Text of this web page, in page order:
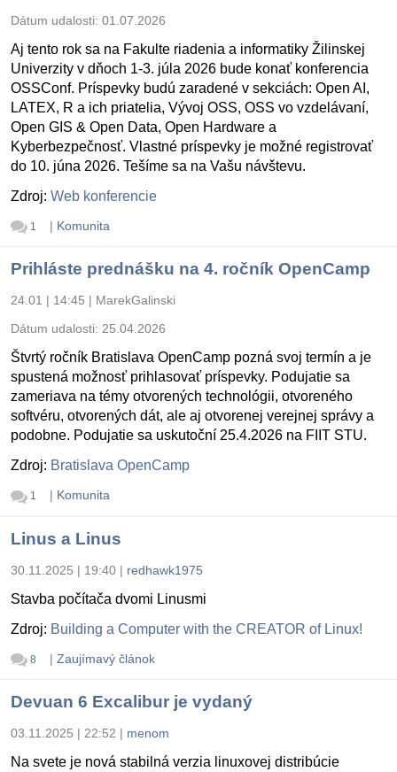
Dátum udalosti: 01.07.2026
Aj tento rok sa na Fakulte riadenia a informatiky Žilinskej
Univerzity v dňoch 1-3. júla 2026 bude konať konferencia
OSSConf. Príspevky budú zaradené v sekciách: Open AI,
LATEX, R a ich priatelia, Vývoj OSS, OSS vo vzdelávaní,
Open GIS & Open Data, Open Hardware a
Kyberbezpečnosť. Vlastné príspevky je možné registrovať
do 10. júna 2026. Tešíme sa na Vašu návštevu.
Zdroj: Web konferencie
1 | Komunita
Prihláste prednášku na 4. ročník OpenCamp
24.01 | 14:45 | MarekGalinski
Dátum udalosti: 25.04.2026
Štvrtý ročník Bratislava OpenCamp pozná svoj termín a je
spustená možnosť prihlasovať príspevky. Podujatie sa
zameriava na témy otvorených technológii, otvoreného
softvéru, otvorených dát, ale aj otvorenej verejnej správy a
podobne. Podujatie sa uskutoční 25.4.2026 na FIIT STU.
Zdroj: Bratislava OpenCamp
1 | Komunita
Linus a Linus
30.11.2025 | 19:40 | redhawk1975
Stavba počítača dvomi Linusmi
Zdroj: Building a Computer with the CREATOR of Linux!
8 | Zaujímavý článok
Devuan 6 Excalibur je vydaný
03.11.2025 | 22:52 | menom
Na svete je nová stabilná verzia linuxovej distribúcie